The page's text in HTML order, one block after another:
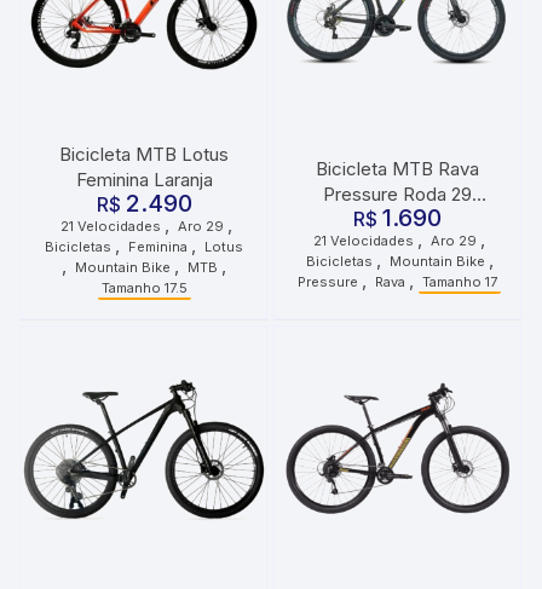
Bicicleta MTB Lotus
Feminina Laranja
R$ 2.490
21 Velocidades Aro 29
Bicicletas Feminina Lotus
Mountain Bike MTB
Tamanho 17.5
Bicicleta MTB Rava
Pressure Roda 29
Tamanho 17 21
Velocidades Preto Verde
R$ 1.690
21 Velocidades , Aro 29 ,
Bicicletas , Mountain Bike ,
Pressure , Rava , Tamanho 17